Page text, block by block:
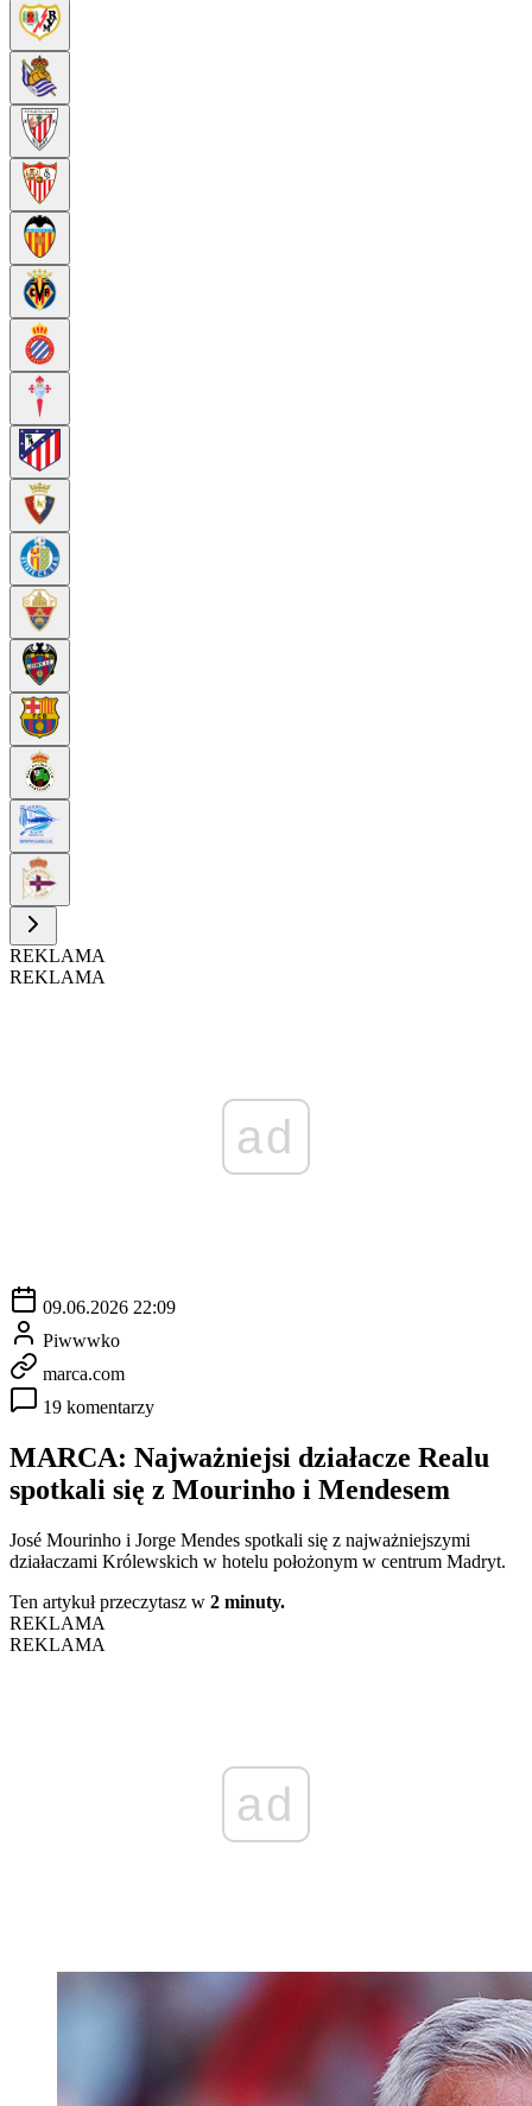
REKLAMA
REKLAMA
ad
09.06.2026 22:09
Piwwwko
marca.com
19 komentarzy
MARCA: Najważniejsi działacze Realu
spotkali się z Mourinho i Mendesem
José Mourinho i Jorge Mendes spotkali się z najważniejszymi
działaczami Królewskich w hotelu położonym w centrum Madryt.
Ten artykuł przeczytasz w 2 minuty.
REKLAMA
REKLAMA
ad